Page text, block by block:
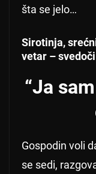
šta se jelo…
Sirotinja,
vetar –
“Ja
Gospodin voli
se sedi,